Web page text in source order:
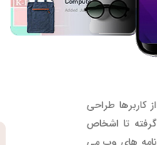
کاربرها طراحی
گرفته تا اشخاص